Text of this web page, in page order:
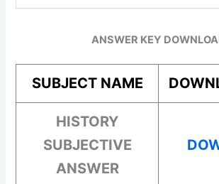
ANSWER KEY
SUBJECT NAME
HISTORY
SUBJECTIVE
ANSWER